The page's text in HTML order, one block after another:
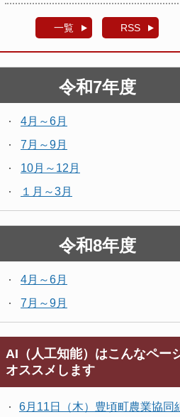
一覧 RSS
令和7年度
4月～6月
7月～9月
10月～12月
１月～3月
令和8年度
4月～6月
7月～9月
AI（人工知能）はこんなペー
オススメします
6月11日（木）豊頃町農業協同